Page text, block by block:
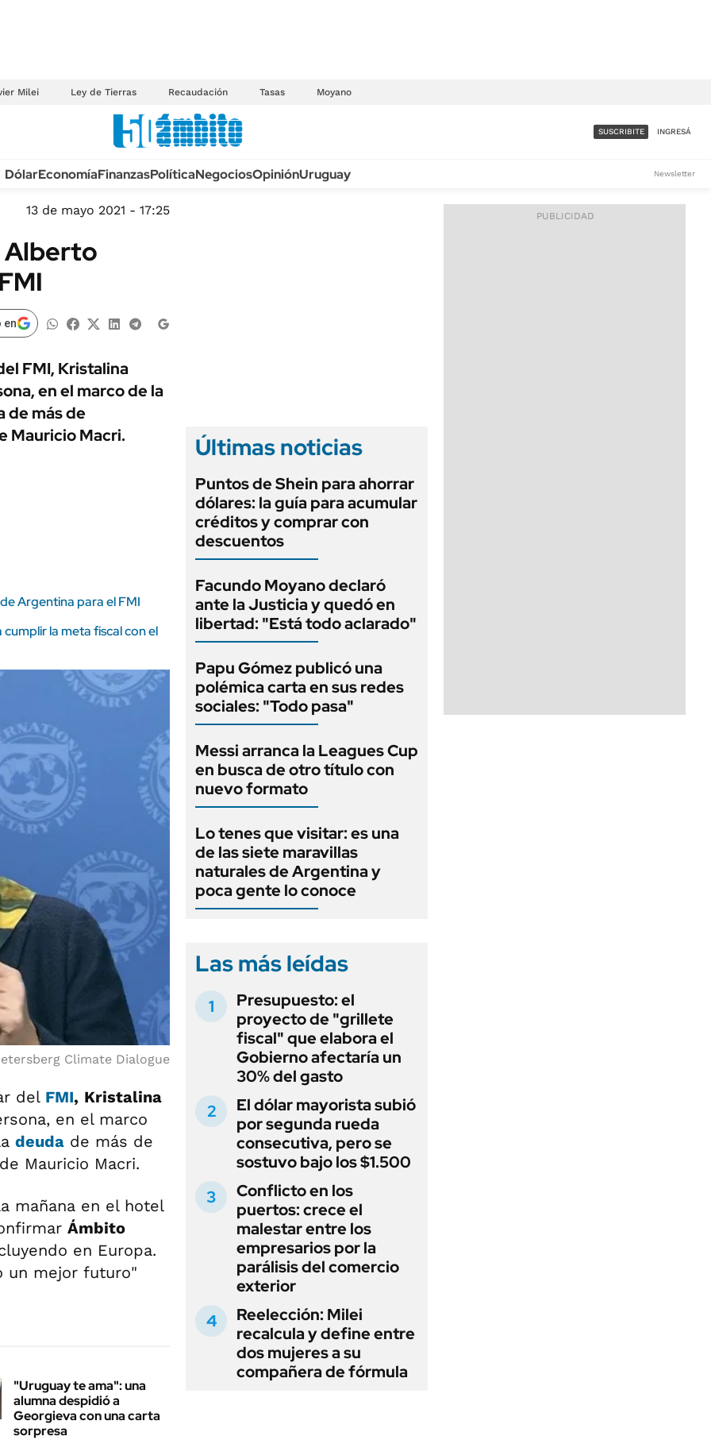
Milei Ley de Tierras Recaudación Tasas Moyano
TECNOLOGÍA
MÉXICO
MUNDO
LIFESTYLE
AUTOS
ACCESO FULL - $1.800/MES
SUSCRIBITE INGRESÁ
DólarEconomíaFinanzasPolíticaNegociosOpiniónUruguay Newsletter
13 de mayo 2021 - 17:25
Alberto
en
FMI, Kristalina
en el marco de la
de más de
Mauricio Macri.
Argentina para el FMI
la meta fiscal con el
Climate Dialogue
del FMI, Kristalina
en el marco
deuda de más de
Mauricio Macri.
mañana en el hotel
Ámbito
en Europa.
un mejor futuro"
"Uruguay te ama": una
alumna despidió a
Georgieva con una carta
sorpresa
Últimas noticias
Puntos de Shein para ahorrar
dólares: la guía para acumular
créditos y comprar con
descuentos
Facundo Moyano declaró
ante la Justicia y quedó en
libertad: "Está todo aclarado"
Papu Gómez publicó una
polémica carta en sus redes
sociales: "Todo pasa"
Messi arranca la Leagues Cup
en busca de otro título con
nuevo formato
Lo tenes que visitar: es una
de las siete maravillas
naturales de Argentina y
poca gente lo conoce
Las más leídas
Presupuesto: el
proyecto de "grillete
fiscal" que elabora el
Gobierno afectaría un
30% del gasto
El dólar mayorista subió
por segunda rueda
consecutiva, pero se
sostuvo bajo los $1.500
Conflicto en los
puertos: crece el
malestar entre los
empresarios por la
parálisis del comercio
exterior
Reelección: Milei
recalcula y define entre
dos mujeres a su
compañera de fórmula